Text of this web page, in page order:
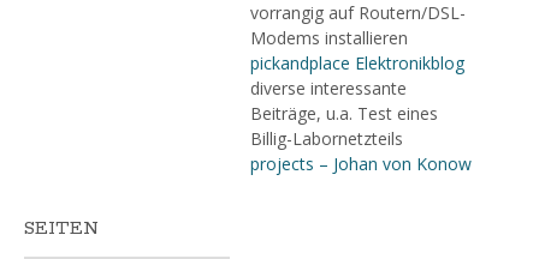
vorrangig auf Routern/DSL-
Modems installieren
pickandplace Elektronikblog
diverse interessante
Beiträge, u.a. Test eines
Billig-Labornetzteils
projects – Johan von Konow
SEITEN